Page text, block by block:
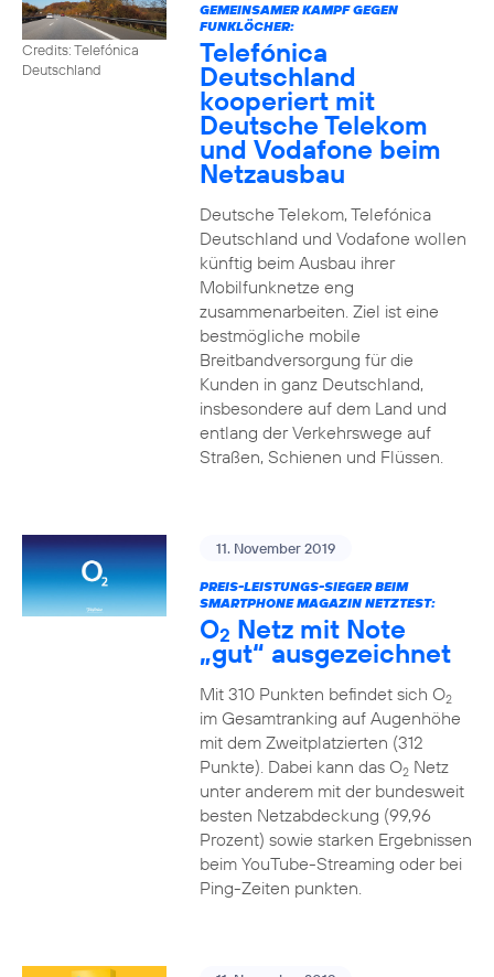
Credits: Telefónica
Deutschland
GEMEINSAMER KAMPF GEGEN
FUNKLÖCHER:
Telefónica
Deutschland
kooperiert mit
Deutsche Telekom
und Vodafone beim
Netzausbau
Deutsche Telekom, Telefónica
Deutschland und Vodafone wollen
künftig beim Ausbau ihrer
Mobilfunknetze eng
zusammenarbeiten. Ziel ist eine
bestmögliche mobile
Breitbandversorgung für die
Kunden in ganz Deutschland,
insbesondere auf dem Land und
entlang der Verkehrswege auf
Straßen, Schienen und Flüssen.
11. November 2019
PREIS-LEISTUNGS-SIEGER BEIM
SMARTPHONE MAGAZIN NETZTEST:
O2 Netz mit Note
„gut“ ausgezeichnet
Mit 310 Punkten befindet sich O2
im Gesamtranking auf Augenhöhe
mit dem Zweitplatzierten (312
Punkte). Dabei kann das O2Netz
unter anderem mit der bundesweit
besten Netzabdeckung (99,96
Prozent) sowie starken Ergebnissen
beim YouTube-Streaming oder bei
Ping-Zeiten punkten.